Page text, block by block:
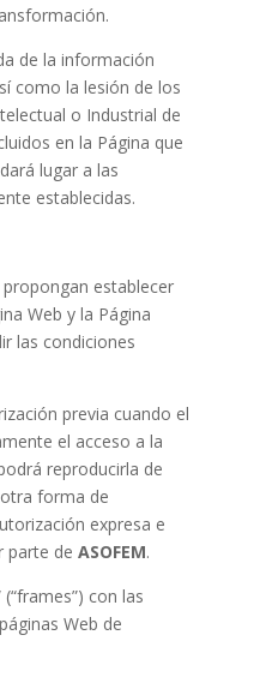
de la información
como la lesión de los
o Industrial de
en la Página que
lugar a las
establecidas.
establecer
Web y la Página
las condiciones
previa cuando el
el acceso a la
reproducirla de
forma de
expresa e
parte de ASOFEM.
con las
Web de